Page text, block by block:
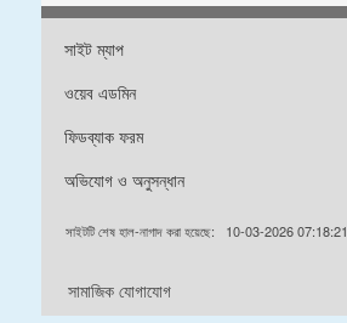
সাইট ম্যাপ
ওয়েব এডমিন
ফিডব্যাক ফরম
অভিযোগ ও অনুসন্ধান
সাইটটি শেষ হাল-নাগাদ করা হয়েছে: 10-03-2026 07:18:21
সামাজিক যোগাযোগ